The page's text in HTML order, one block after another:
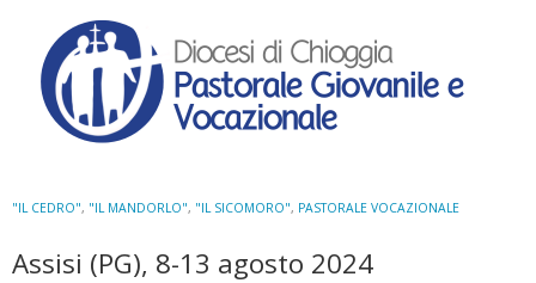
"IL CEDRO", "IL MANDORLO", "IL SICOMORO", PASTORALE VOCAZIONALE
Assisi (PG), 8-13 agosto 2024